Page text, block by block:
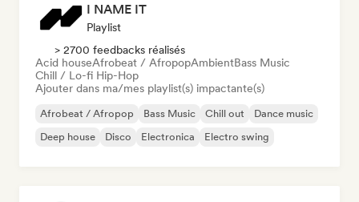
I NAME IT
Playlist
> 2700 feedbacks réalisés
Acid houseAfrobeat / AfropopAmbientBass Music
Chill / Lo-fi Hip-Hop
Ajouter dans ma/mes playlist(s) impactante(s)
Afrobeat / Afropop Bass Music Chill out
Dance music
Deep house
Disco Electronica Electro swing